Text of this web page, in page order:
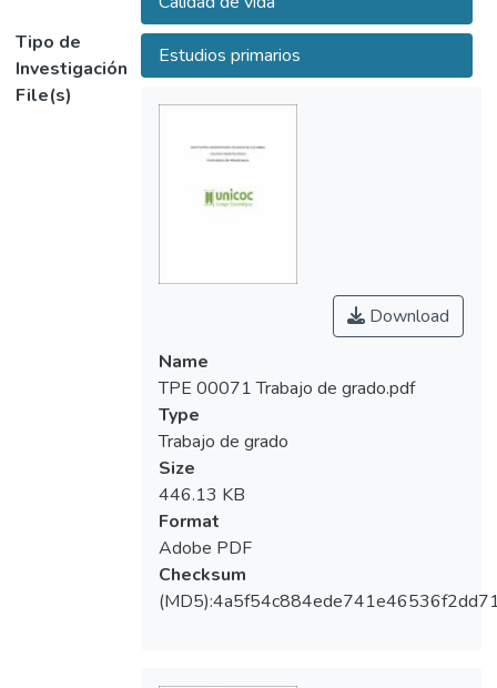
mediante la opinión de los expertos y
prueba piloto en la población.
RESULTADOS: Según las observaciones de
los expertos y las sugerencias de la lista de
adecuados en el instrumento y se procedió
aplicarlo a una población de 200 personas
(32,3%), presentando diferencias
estadísticas significativas (p=0,0421).
Aunque en la población general no hubo una
significativa percepción. CONCLUSIONES:
A pesar de la alta prevalencia de las
recesiones gingivales los pacientes no
tienen conocimiento de cómo esta condición
puede alterar la calidad de vida y el
bienestar de los individuos. Las recesiones
gingivales son solo percibidas cuando
presenta alguna sintomatología o cuando el
profesional por medio del examen clínico
diagnostica la recesión gingival.
Tipo de
Investigación
Estudios primarios
File(s)
Download
Name
TPE 00071 Trabajo de grado.pdf
Type
Trabajo de grado
Size
446.13 KB
Format
Adobe PDF
Checksum